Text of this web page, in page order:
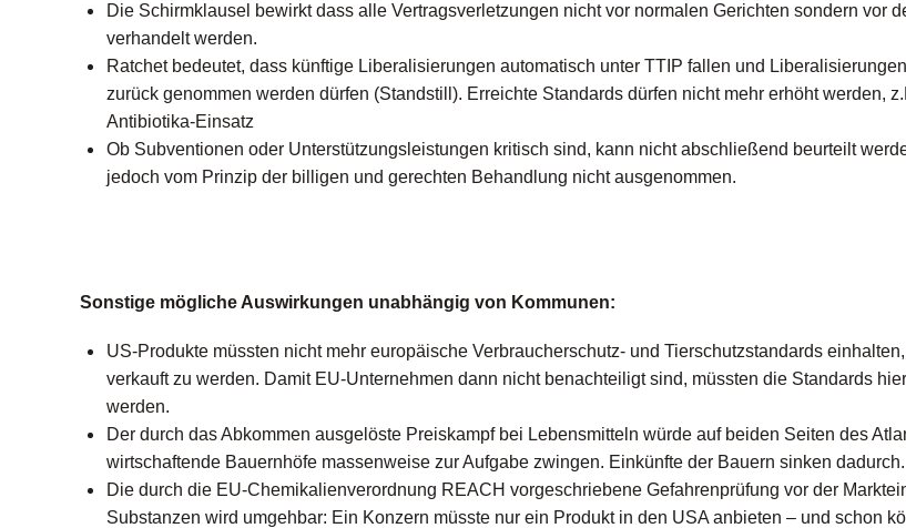
Die Schirmklausel bewirkt dass alle Vertragsverletzungen nicht vor normalen Gerichten sondern vor
verhandelt werden.
Ratchet bedeutet, dass künftige Liberalisierungen automatisch unter TTIP fallen und
zurück genommen werden dürfen (Standstill). Erreichte Standards dürfen nicht mehr erhöht werden,
Antibiotika-Einsatz
Ob Subventionen oder Unterstützungsleistungen kritisch sind, kann nicht abschließend beurteilt
jedoch vom Prinzip der billigen und gerechten Behandlung nicht ausgenommen.
Sonstige mögliche Auswirkungen unabhängig von Kommunen:
US-Produkte müssten nicht mehr europäische Verbraucherschutz- und Tierschutzstandards
verkauft zu werden. Damit EU-Unternehmen dann nicht benachteiligt sind, müssten die Standards
werden.
Der durch das Abkommen ausgelöste Preiskampf bei Lebensmitteln würde auf beiden Seiten des
wirtschaftende Bauernhöfe massenweise zur Aufgabe zwingen. Einkünfte der Bauern sinken dadurch.
Die durch die EU-Chemikalienverordnung REACH vorgeschriebene Gefahrenprüfung vor der
Substanzen wird umgehbar: Ein Konzern müsste nur ein Produkt in den USA anbieten – und schon